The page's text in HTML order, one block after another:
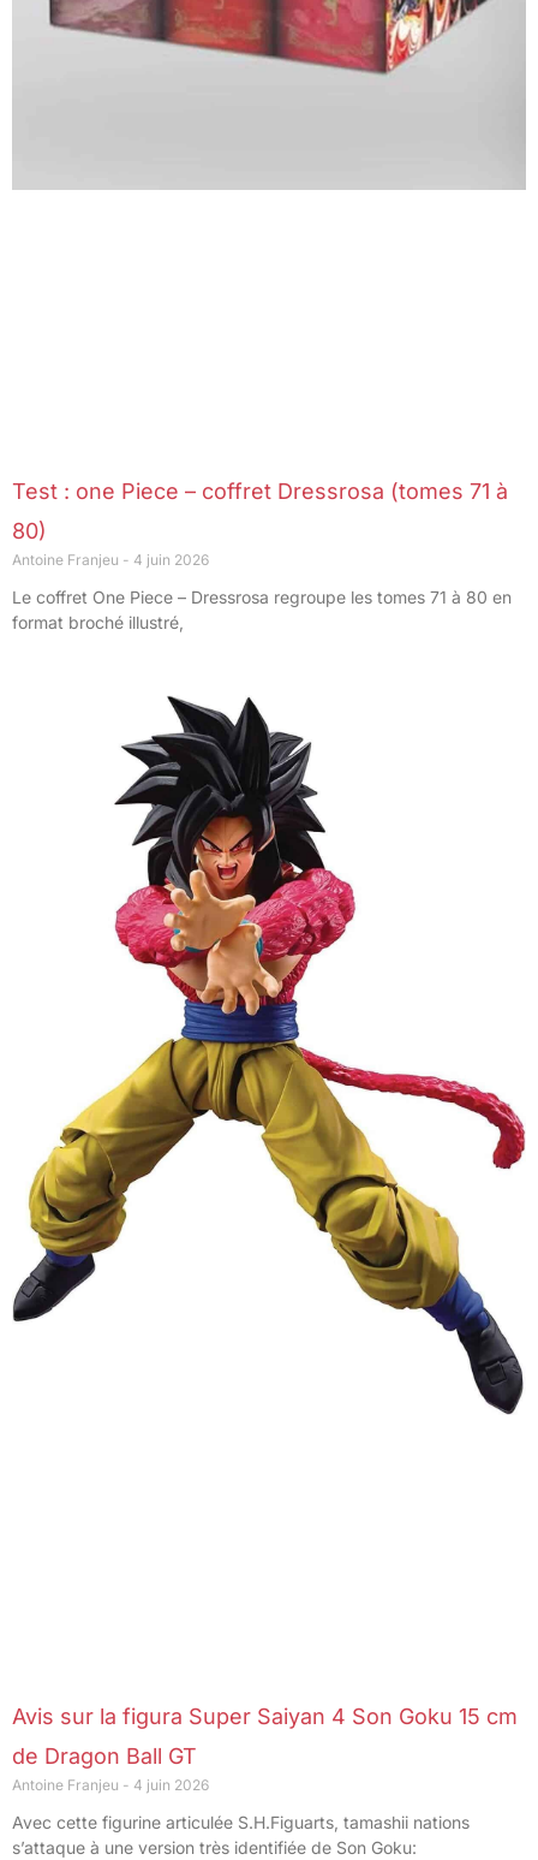
Test : one Piece – coffret Dressrosa (tomes 71 à
80)
Antoine Franjeu 4 juin 2026
Le coffret One Piece – Dressrosa regroupe les tomes 71 à 80 en
format broché illustré,
Avis sur la figura Super Saiyan 4 Son Goku 15 cm
de Dragon Ball GT
Antoine Franjeu 4 juin 2026
Avec cette figurine articulée S.H.Figuarts, tamashii nations
s’attaque à une version très identifiée de Son Goku: